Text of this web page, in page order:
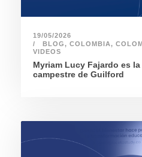
19/05/2026
BLOG, COLOMBIA,
VIDEOS
Myriam Lucy Fajardo es
campestre de Guilford